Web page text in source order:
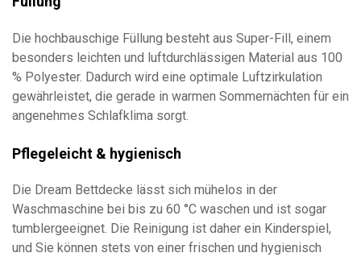
Die hochbauschige Füllung besteht aus Super-Fill, einem
besonders leichten und luftdurchlässigen Material aus 100
% Polyester. Dadurch wird eine optimale Luftzirkulation
gewährleistet, die gerade in warmen Sommernächten für ein
angenehmes Schlafklima sorgt.
Pflegeleicht & hygienisch
Die Dream Bettdecke lässt sich mühelos in der
Waschmaschine bei bis zu 60 °C waschen und ist sogar
tumblergeeignet. Die Reinigung ist daher ein Kinderspiel,
und Sie können stets von einer frischen und hygienisch